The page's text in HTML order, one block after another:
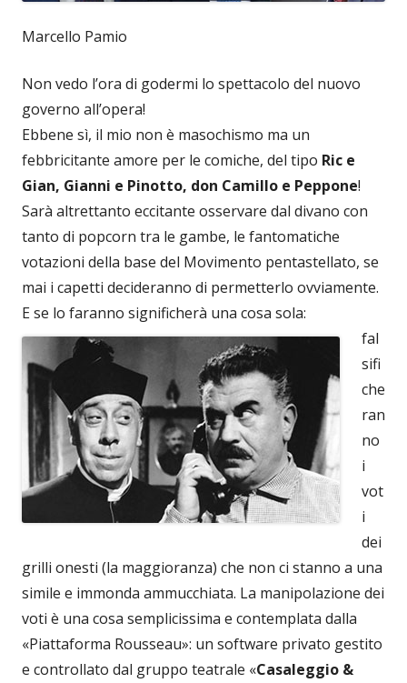
Marcello Pamio
Non vedo l’ora di godermi lo spettacolo del nuovo
governo all’opera!
Ebbene sì, il mio non è masochismo ma un
febbricitante amore per le comiche, del tipo Ric e
Gian, Gianni e Pinotto, don Camillo e Peppone!
Sarà altrettanto eccitante osservare dal divano con
tanto di popcorn tra le gambe, le fantomatiche
votazioni della base del Movimento pentastellato, se
mai i capetti decideranno di permetterlo ovviamente.
E se lo faranno significherà una cosa sola:
fal
sifi
che
ran
no
i
vot
i
dei
grilli onesti (la maggioranza) che non ci stanno a una
simile e immonda ammucchiata. La manipolazione dei
voti è una cosa semplicissima e contemplata dalla
«Piattaforma Rousseau»: un software privato gestito
e controllato dal gruppo teatrale «Casaleggio &